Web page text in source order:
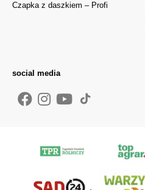
Czapka z daszkiem – Profi
social media